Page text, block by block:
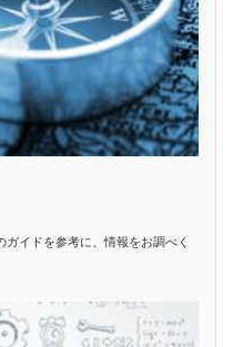
イドを参考に、情報をお調べく